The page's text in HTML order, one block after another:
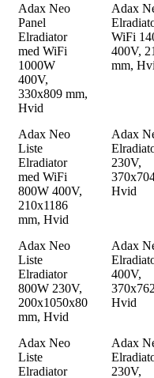
Adax Neo
Panel
Elradiator
med WiFi
1000W
400V,
330x809 mm,
Hvid
Adax
WiFi
400V,
mm,
Adax Neo
Liste
Elradiator
med WiFi
800W 400V,
210x1186
mm, Hvid
Adax
230V,
Hvid
Adax Neo
Liste
Elradiator
800W 230V,
200x1050x80
mm, Hvid
Adax
400V,
Hvid
Adax Neo
Liste
Elradiator
Adax
230V,